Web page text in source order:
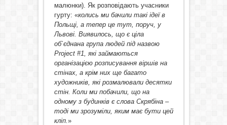
малюнки). Як розповідають учасники
гурту: «колись ми бачили такі ідеї в
Польщі, а тепер це тут, поруч, у
Львові. Виявилось, що є ціла
об`єднана група людей під назвою
Project #1, які займаються
організацією розписування віршів на
стінах, а крім них ще багато
художників, які розмалювали десятки
стін. Коли ми побачили, що на
одному з будинків є слова Скрябіна –
тоді ми зрозуміли, яким має бути цей
кліп.»